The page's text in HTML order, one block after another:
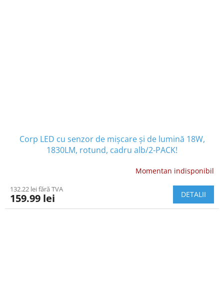
Corp LED cu senzor de mișcare și de lumină 18W,
1830LM, rotund, cadru alb/2-PACK!
Momentan indisponibil
132.22 lei fără TVA
159.99 lei DETALII